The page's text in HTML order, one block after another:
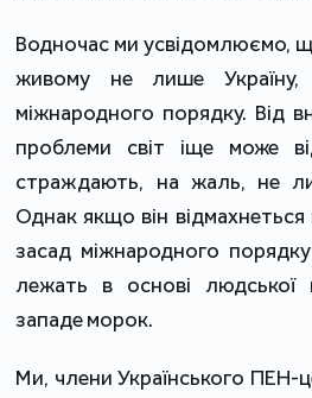
Водночас ми усвідомлюємо,
живому не лише
міжнародного порядку. Від
проблеми світ іще може
страждають, на жаль, не
Однак якщо він
засад міжнародного
лежать в основі людської
западе морок.
Ми, члени Українського ПЕН-